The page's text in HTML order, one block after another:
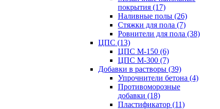
покрытия (17)
Наливные полы (26)
Стяжки для пола (7)
Ровнители для пола (38)
ЦПС (13)
ЦПС М-150 (6)
ЦПС М-300 (7)
Добавки в растворы (39)
Упрочнители бетона (4)
Противоморозные
добавки (18)
Пластификатор (11)